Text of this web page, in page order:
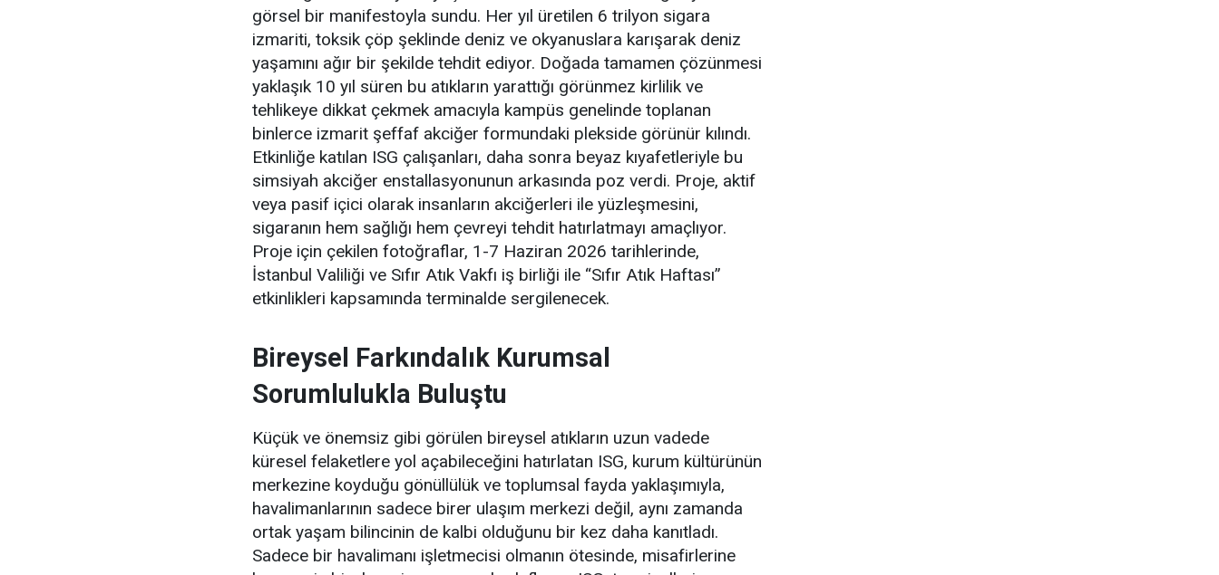
görsel bir manifestoyla sundu. Her yıl üretilen 6 trilyon sigara
izmariti, toksik çöp şeklinde deniz ve okyanuslara karışarak deniz
yaşamını ağır bir şekilde tehdit ediyor. Doğada tamamen çözünmesi
yaklaşık 10 yıl süren bu atıkların yarattığı görünmez kirlilik ve
tehlikeye dikkat çekmek amacıyla kampüs genelinde toplanan
binlerce izmarit şeffaf akciğer formundaki plekside görünür kılındı.
Etkinliğe katılan ISG çalışanları, daha sonra beyaz kıyafetleriyle bu
simsiyah akciğer enstallasyonunun arkasında poz verdi. Proje, aktif
veya pasif içici olarak insanların akciğerleri ile yüzleşmesini,
sigaranın hem sağlığı hem çevreyi tehdit hatırlatmayı amaçlıyor.
Proje için çekilen fotoğraflar, 1-7 Haziran 2026 tarihlerinde,
İstanbul Valiliği ve Sıfır Atık Vakfı iş birliği ile “Sıfır Atık Haftası”
etkinlikleri kapsamında terminalde sergilenecek.
Bireysel Farkındalık Kurumsal
Sorumlulukla Buluştu
Küçük ve önemsiz gibi görülen bireysel atıkların uzun vadede
küresel felaketlere yol açabileceğini hatırlatan ISG, kurum kültürünün
merkezine koyduğu gönüllülük ve toplumsal fayda yaklaşımıyla,
havalimanlarının sadece birer ulaşım merkezi değil, aynı zamanda
ortak yaşam bilincinin de kalbi olduğunu bir kez daha kanıtladı.
Sadece bir havalimanı işletmecisi olmanın ötesinde, misafirlerine